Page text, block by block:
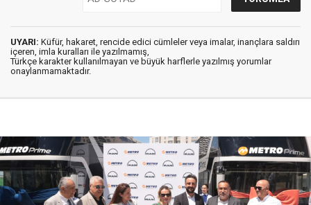
UYARI: Küfür, hakaret, rencide edici cümleler veya imalar, inançlara saldırı
içeren, imla kuralları ile yazılmamış,
Türkçe karakter kullanılmayan ve büyük harflerle yazılmış yorumlar
onaylanmamaktadır.